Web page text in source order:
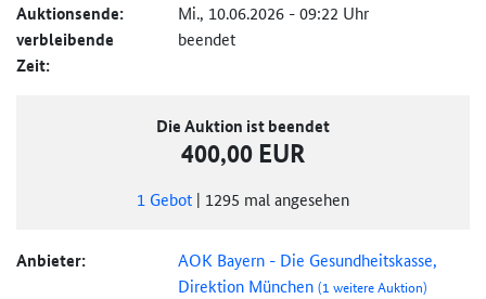
Auktionsende: Mi., 10.06.2026 - 09:22 Uhr
verbleibende
Zeit:
beendet
Die Auktion ist beendet
400,00 EUR
1 Gebot | 1295 mal angesehen
Anbieter:
AOK Bayern - Die Gesundheitskasse,
Direktion München(1 weitere Auktion)